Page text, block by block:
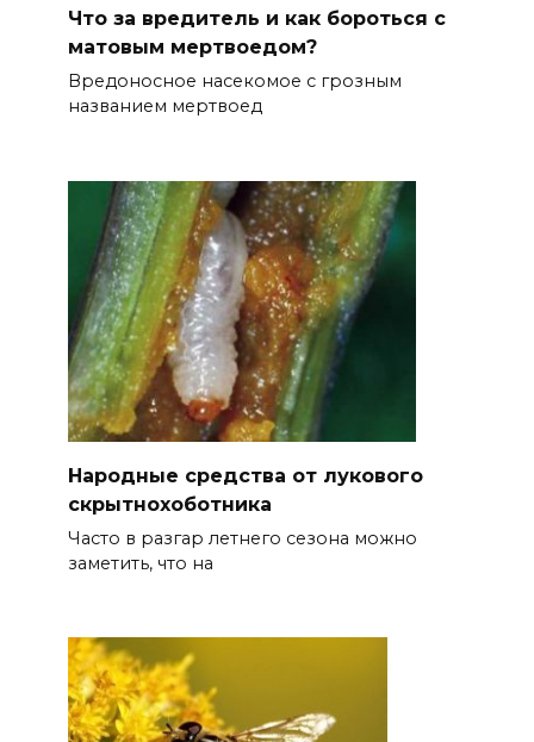
Что за вредитель и как бороться с
матовым мертвоедом?
Вредоносное насекомое с грозным
названием мертвоед
Народные средства от лукового
скрытнохоботника
Часто в разгар летнего сезона можно
заметить, что на